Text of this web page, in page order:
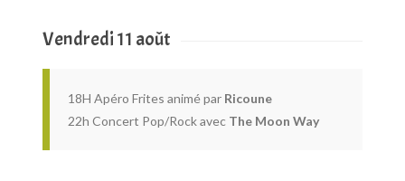
Vendredi 11 août
18H Apéro Frites animé par Ricoune
22h Concert Pop/Rock avec The Moon Way